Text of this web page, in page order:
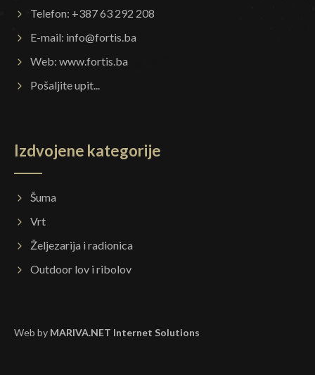
Telefon: +387 63 292 208
E-mail: info@fortis.ba
Web: www.fortis.ba
Pošaljite upit...
Izdvojene kategorije
Šuma
Vrt
Željezarija i radionica
Outdoor lov i ribolov
Web by MARIVA.NET Internet Solutions